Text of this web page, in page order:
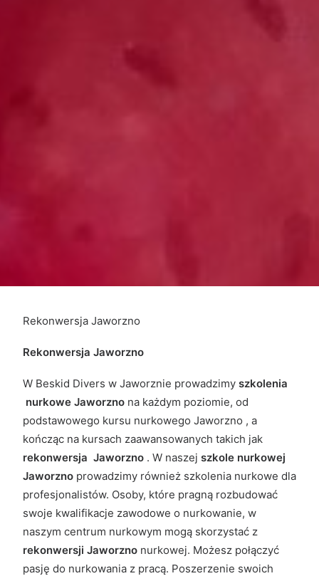
Rekonwersja Jaworzno
Rekonwersja Jaworzno
W Beskid Divers w Jaworznie prowadzimy szkolenia
nurkowe Jaworzno na każdym poziomie, od
podstawowego kursu nurkowego Jaworzno , a
kończąc na kursach zaawansowanych takich jak
rekonwersja Jaworzno . W naszej szkole nurkowej
Jaworzno prowadzimy również szkolenia nurkowe dla
profesjonalistów. Osoby, które pragną rozbudować
swoje kwalifikacje zawodowe o nurkowanie, w
naszym centrum nurkowym mogą skorzystać z
rekonwersji Jaworzno nurkowej. Możesz połączyć
pasję do nurkowania z pracą. Poszerzenie swoich